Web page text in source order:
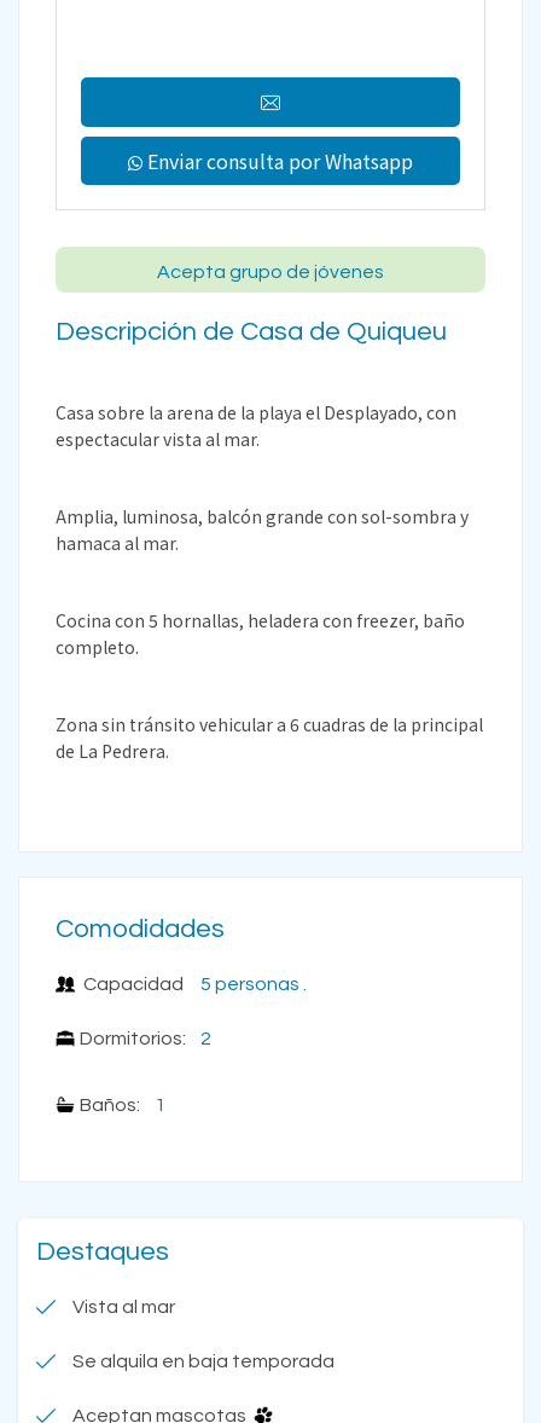
Enviar consulta por Whatsapp
Acepta grupo de jóvenes
Descripción de Casa de Quiqueu
Casa sobre la arena de la playa el Desplayado, con
espectacular vista al mar.
Amplia, luminosa, balcón grande con sol-sombra y
hamaca al mar.
Cocina con 5 hornallas, heladera con freezer, baño
completo.
Zona sin tránsito vehicular a 6 cuadras de la principal
de La Pedrera.
Comodidades
Capacidad
Dormitorios:
5 personas .
2
Baños: 1
Destaques
Vista al mar
Se alquila en baja temporada
Aceptan mascotas